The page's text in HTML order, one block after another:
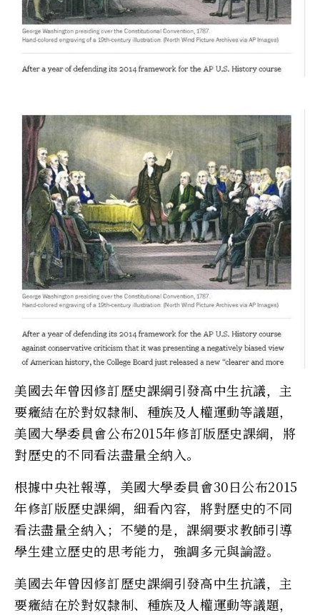
美國去年曾因修訂歷史課綱引發高中生抗議，主
要癥結在於對奴隸制、種族及人權運動等議題，
美國大學委員會公布2015年修訂版歷史課綱，將
對歷史的不同看法盡量全納入。
根據中央社報導，美國大學委員會30日公布2015
年修訂版歷史課綱，細看內容，將對歷史的不同
看法盡量全納入；不變的是，課綱要求教師引導
學生建立歷史的思考能力，強調多元與論證。
美國去年曾因修訂歷史課綱引發高中生抗議，主
要癥結在於對奴隸制、種族及人權運動等議題，